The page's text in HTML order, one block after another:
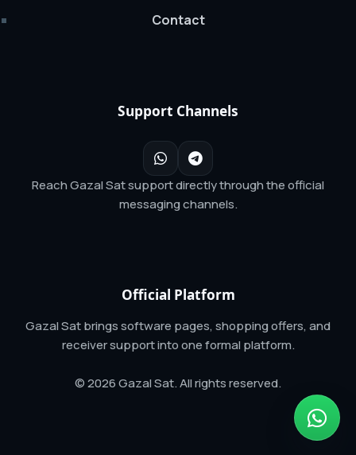
Contact
Support Channels
Reach Gazal Sat support directly through the official
messaging channels.
Official Platform
Gazal Sat brings software pages, shopping offers, and
receiver support into one formal platform.
© 2026 Gazal Sat. All rights reserved.